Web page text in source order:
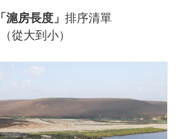
「滬房長度」 排序清單
（從大到小）